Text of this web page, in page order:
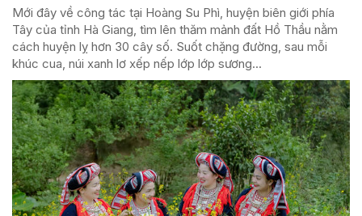
Mới đây về công tác tại Hoàng Su Phì, huyện biên giới phía
Tây của tỉnh Hà Giang, tìm lên thăm mảnh đất Hồ Thầu nằm
cách huyện lỵ hơn 30 cây số. Suốt chặng đường, sau mỗi
khúc cua, núi xanh lơ xếp nếp lớp lớp sương...